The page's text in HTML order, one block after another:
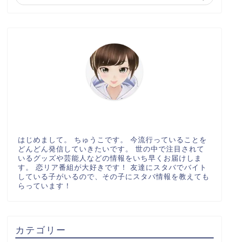
はじめまして。 ちゅうこです。 今流行っていることを
どんどん発信していきたいです。 世の中で注目されて
いるグッズや芸能人などの情報をいち早くお届けしま
す。 恋リア番組が大好きです！ 友達にスタバでバイト
している子がいるので、その子にスタバ情報を教えても
らっています！
カテゴリー